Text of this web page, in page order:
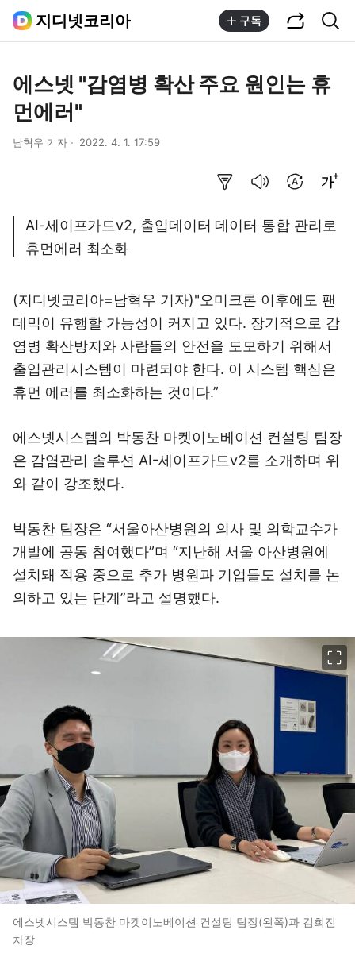
지디넷코리아 구독
에스넷 "감염병 확산 주요 원인는 휴
먼에러"
남혁우 기자 2022. 4. 1. 17:59
AI-세이프가드v2, 출입데이터 데이터 통합 관리로
휴먼에러 최소화
(지디넷코리아=남혁우 기자)"오미크론 이후에도 팬
데믹이 유행할 가능성이 커지고 있다. 장기적으로 감
염병 확산방지와 사람들의 안전을 도모하기 위해서
출입관리시스템이 마련되야 한다. 이 시스템 핵심은
휴먼 에러를 최소화하는 것이다.”
에스넷시스템의 박동찬 마켓이노베이션 컨설팅 팀장
은 감염관리 솔루션 AI-세이프가드v2를 소개하며 위
와 같이 강조했다.
박동찬 팀장은 “서울아산병원의 의사 및 의학교수가
개발에 공동 참여했다”며 “지난해 서울 아산병원에
설치돼 적용 중으로 추가 병원과 기업들도 설치를 논
의하고 있는 단계”라고 설명했다.
에스넷시스템 박동찬 마켓이노베이션 컨설팅 팀장(왼쪽)과 김희진
차장